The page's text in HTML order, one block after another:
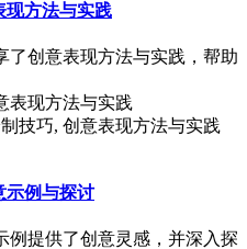
现方法与实践
了创意表现方法与实践，帮助
技巧, 创意表现方法与实践
示例与探讨
例提供了创意灵感，并深入探